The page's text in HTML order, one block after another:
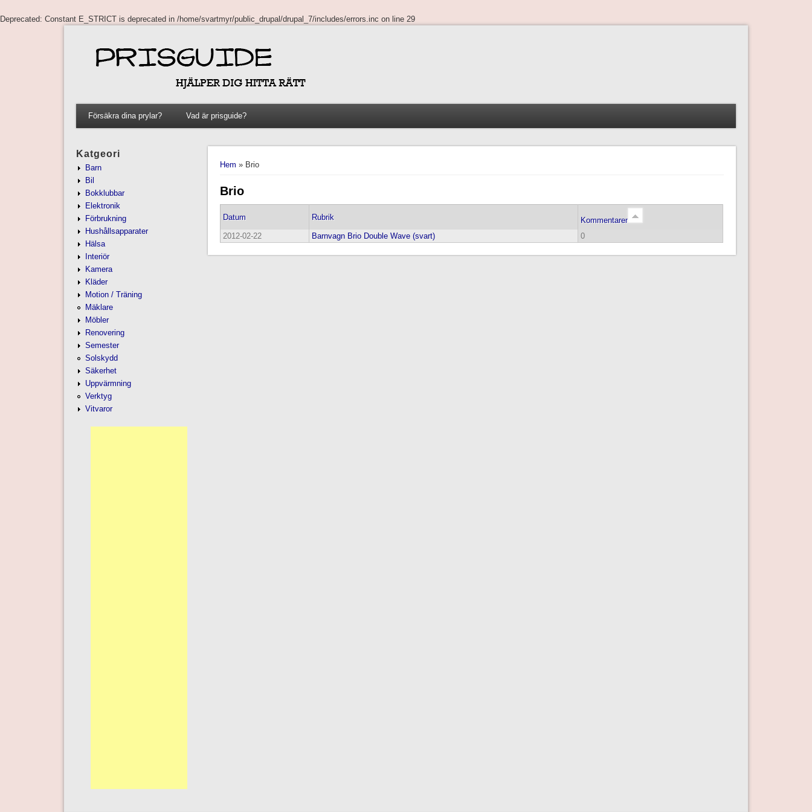
Deprecated: Constant E_STRICT is deprecated in /home/svartmyr/public_drupal/drupal_7/includes/errors.inc on line 29
Försäkra dina prylar? Vad är prisguide?
Hem » Brio
Brio
Datum Rubrik
Kommentarer
2012-02-22
Barnvagn Brio Double Wave (svart) 0
Katgeori
Barn
Bil
Bokklubbar
Elektronik
Förbrukning
Hushållsapparater
Hälsa
Interiör
Kamera
Kläder
Motion / Träning
Mäklare
Möbler
Renovering
Semester
Solskydd
Säkerhet
Uppvärmning
Verktyg
Vitvaror